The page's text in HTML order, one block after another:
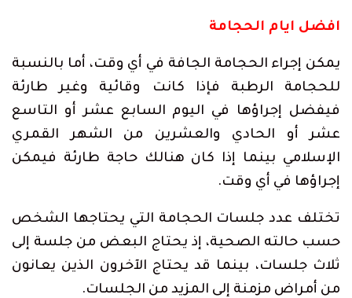
افضل ايام الحجامة
يمكن إجراء الحجامة الجافة في أي وقت، أما بالنسبة
للحجامة الرطبة فإذا كانت وقائية وغير طارئة
فيفضل إجراؤها في اليوم السابع عشر أو التاسع
عشر أو الحادي والعشرين من الشهر القمري
الإسلامي بينما إذا كان هنالك حاجة طارئة فيمكن
إجراؤها في أي وقت.
تختلف عدد جلسات الحجامة التي يحتاجها الشخص
حسب حالته الصحية، إذ يحتاج البعض من جلسة إلى
ثلاث جلسات، بينما قد يحتاج الآخرون الذين يعانون
من أمراض مزمنة إلى المزيد من الجلسات.